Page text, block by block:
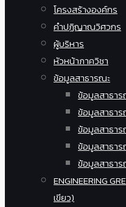
โครงสร้างองค์กร
คำปฏิญาณวิศวกร
ผู้บริหาร
หัวหน้าภาควิชา
ข้อมูลสาธารณะ
ข้อมูลสาธา
ข้อมูลสาธา
ข้อมูลสาธา
ข้อมูลสาธา
ข้อมูลสาธา
ENGINEERING
เขียว)